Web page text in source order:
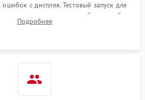
с дисплея. Тестовый запуск для
шумов, протечек или сбоев в работе
модуля управления.
Подробнее